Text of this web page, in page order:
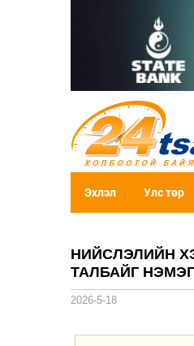
Эхлэл Улс төр
НИЙСЛЭЛИЙН
ТАЛБАЙГ
2026-5-18